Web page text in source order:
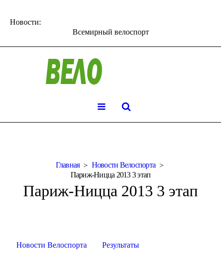
Новости:
Всемирный велоспорт
Главная
Новости Велоспорта
Париж-Ницца 2013 3 этап
Париж-Ницца 2013 3 этап
Новости Велоспорта Результаты